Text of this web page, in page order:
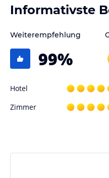
Finnische-Sauna, ein Sole-
. Der Beautybereich bietet
Sonstige Einrichtungen
Im Hotel Schiff stehen den
Aufzug gehört auch zur
Parkplätze parken.
Informativste
Weiterempfehlung
99%
Hotel
Zimmer